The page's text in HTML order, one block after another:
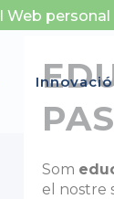
Web personal
Innovació
Som
el nostre